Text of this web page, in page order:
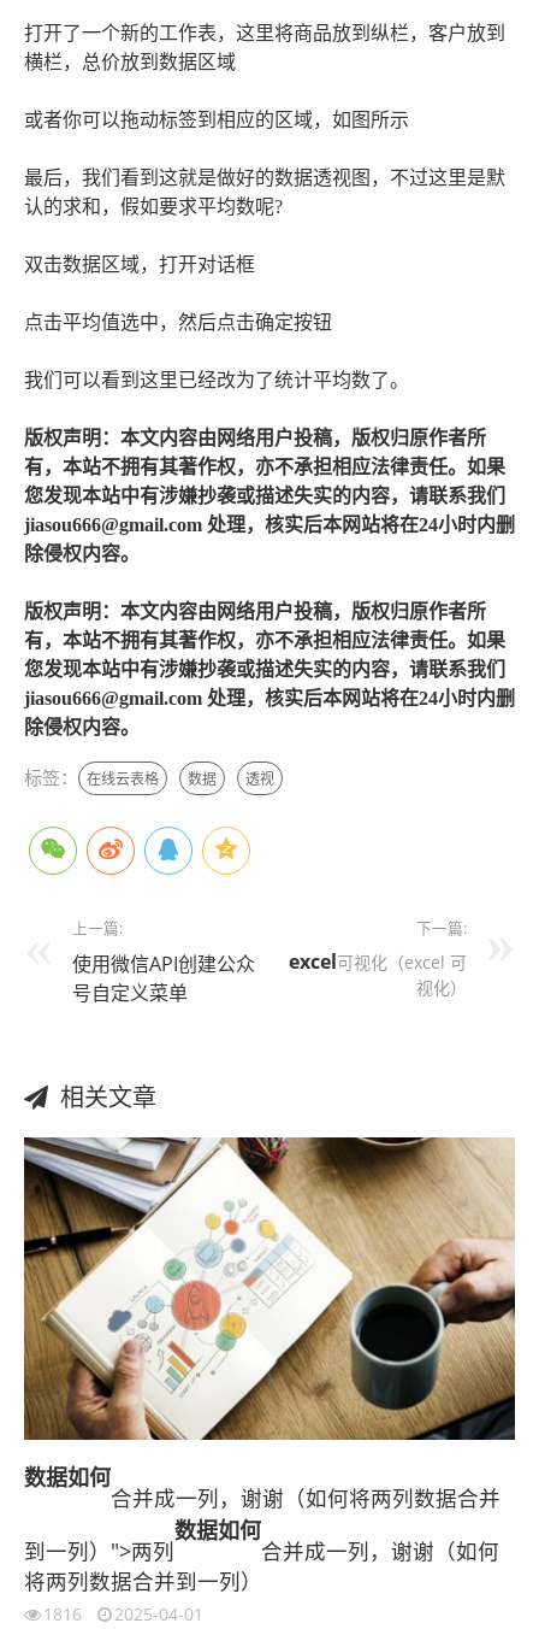
打开了一个新的工作表，这里将商品放到纵栏，客户放到
横栏，总价放到数据区域
或者你可以拖动标签到相应的区域，如图所示
最后，我们看到这就是做好的数据透视图，不过这里是默
认的求和，假如要求平均数呢?
双击数据区域，打开对话框
点击平均值选中，然后点击确定按钮
我们可以看到这里已经改为了统计平均数了。
版权声明：本文内容由网络用户投稿，版权归原作者所
有，本站不拥有其著作权，亦不承担相应法律责任。如果
您发现本站中有涉嫌抄袭或描述失实的内容，请联系我们
jiasou666@gmail.com 处理，核实后本网站将在24小时内删
除侵权内容。
版权声明：本文内容由网络用户投稿，版权归原作者所
有，本站不拥有其著作权，亦不承担相应法律责任。如果
您发现本站中有涉嫌抄袭或描述失实的内容，请联系我们
jiasou666@gmail.com 处理，核实后本网站将在24小时内删
除侵权内容。
标签： 在线云表格 数据 透视
上一篇:
使用微信API创建公众
号自定义菜单
下一篇:
excel可视化（excel 可
视化）
相关文章
数据如何
合并成一列，谢谢（如何将两列数据合并
到一列）">两列
数据如何
合并成一列，谢谢（如何
将两列数据合并到一列）
1816 2025-04-01